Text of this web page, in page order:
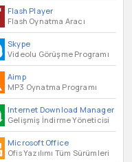
Flash Player
Flash Oynatma Aracı
Skype
Videolu Görüşme Programı
Aimp
MP3 Oynatma Programı
Internet Download Manager
Gelişmiş İndirme Yöneticisi
Microsoft Office
Ofis Yazılımı Tüm Sürümleri